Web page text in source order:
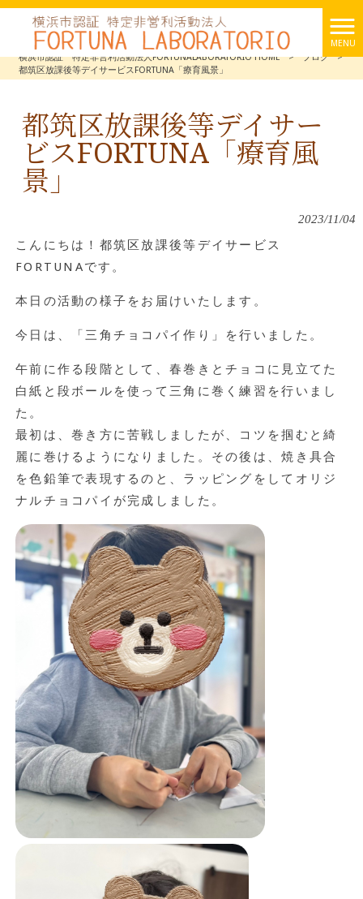
MENU
横浜市認証 特定非営利活動法人FORTUNALABORATORIO HOME
> ブログ
>
都筑区放課後等デイサービスFORTUNA「療育風景」
都筑区放課後等デイサー
ビスFORTUNA「療育風
景」
2023/11/04
こんにちは！都筑区放課後等デイサービス
FORTUNAです。
本日の活動の様子をお届けいたします。
今日は、「三角チョコパイ作り」を行いました。
午前に作る段階として、春巻きとチョコに見立てた
白紙と段ボールを使って三角に巻く練習を行いまし
た。
最初は、巻き方に苦戦しましたが、コツを掴むと綺
麗に巻けるようになりました。その後は、焼き具合
を色鉛筆で表現するのと、ラッピングをしてオリジ
ナルチョコパイが完成しました。